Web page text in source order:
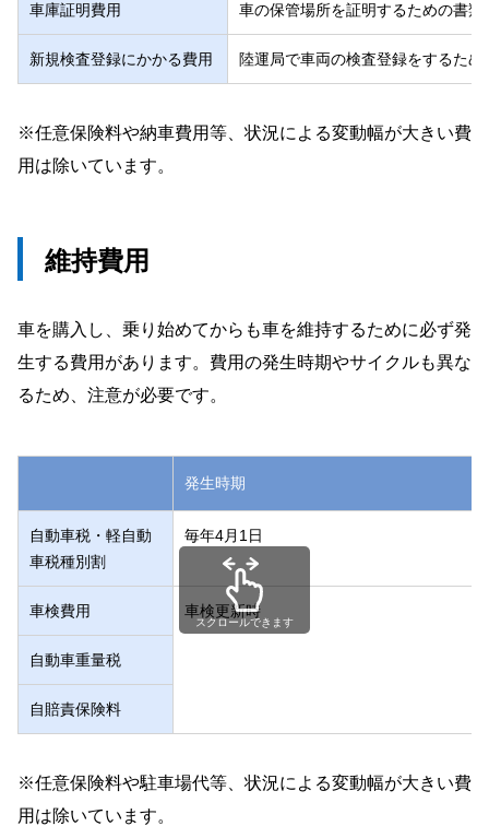
車庫証明費用 車の保管場所を証明するための書
新規検査登録にかかる費用 陸運局で車両の検査登録をするため
※任意保険料や納車費用等、状況による変動幅が大きい費
用は除いています。
維持費用
車を購入し、乗り始めてからも車を維持するために必ず発
生する費用があります。費用の発生時期やサイクルも異な
るため、注意が必要です。
発生時期
自動車税・軽自動
車税種別割
毎年4月1日
車検費用 車検更新時
自動車重量税
自賠責保険料
スクロールできます
※任意保険料や駐車場代等、状況による変動幅が大きい費
用は除いています。